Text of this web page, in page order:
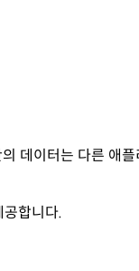
데이터는 다른 애
합니다.